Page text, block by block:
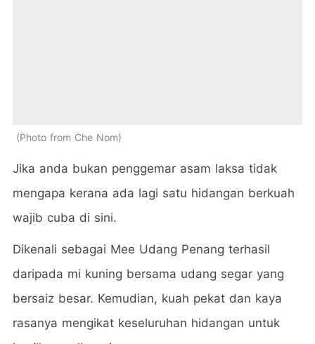
Photo from Che Nom
Jika anda bukan penggemar asam laksa tidak
mengapa kerana ada lagi satu hidangan berkuah
wajib cuba di sini.
Dikenali sebagai Mee Udang Penang terhasil
daripada mi kuning bersama udang segar yang
bersaiz besar. Kemudian, kuah pekat dan kaya
rasanya mengikat keseluruhan hidangan untuk